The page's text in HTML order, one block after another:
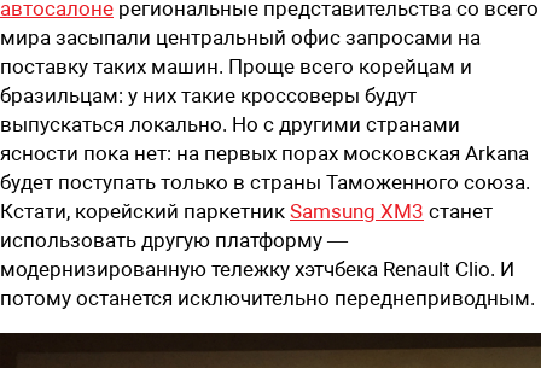
автосалоне региональные представительства со всего
мира засыпали центральный офис запросами на
поставку таких машин. Проще всего корейцам и
бразильцам: у них такие кроссоверы будут
выпускаться локально. Но с другими странами
ясности пока нет: на первых порах московская Arkana
будет поступать только в страны Таможенного союза.
Кстати, корейский паркетник Samsung XM3 станет
использовать другую платформу —
модернизированную тележку хэтчбека Renault Clio. И
потому останется исключительно переднеприводным.